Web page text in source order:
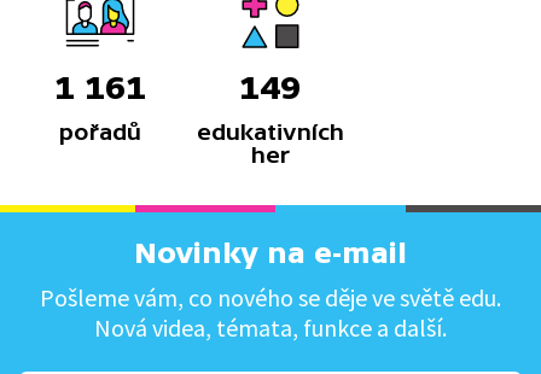
1 161
pořadů
149
edukativních
her
Novinky na e-mail
Pošleme vám, co nového se děje ve světě edu.
Nová videa, témata, funkce a další.